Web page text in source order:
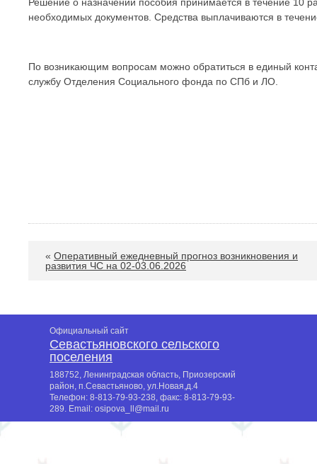
необходимых документов. Средства выплачиваются в
По возникающим вопросам можно обратиться в единый
службу Отделения Социального фонда по СПб и ЛО.
« Оперативный ежедневный прогноз возникновения и
развития ЧС на 02-03.06.2026
Официальный сайт
Севастьяновского сельского
поселения
188752, Ленинградская область, Приозерский
район, п.Севастьяново, ул.Новая,д.4
Телефон: 8-813-79-93-238, факс: 8-813-79-93-
289. Email: osipova_ll@mail.ru